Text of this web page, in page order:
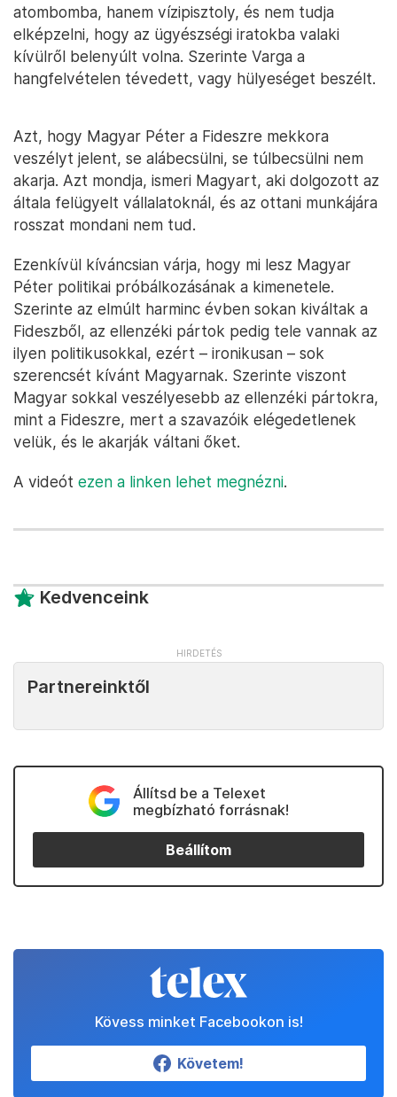
atombomba, hanem vízipisztoly, és nem tudja
elképzelni, hogy az ügyészségi iratokba valaki
kívülről belenyúlt volna. Szerinte Varga a
hangfelvételen tévedett, vagy hülyeséget beszélt.
Azt, hogy Magyar Péter a Fideszre mekkora
veszélyt jelent, se alábecsülni, se túlbecsülni nem
akarja. Azt mondja, ismeri Magyart, aki dolgozott az
általa felügyelt vállalatoknál, és az ottani munkájára
rosszat mondani nem tud.
Ezenkívül kíváncsian várja, hogy mi lesz Magyar
Péter politikai próbálkozásának a kimenetele.
Szerinte az elmúlt harminc évben sokan kiváltak a
Fideszből, az ellenzéki pártok pedig tele vannak az
ilyen politikusokkal, ezért – ironikusan – sok
szerencsét kívánt Magyarnak. Szerinte viszont
Magyar sokkal veszélyesebb az ellenzéki pártokra,
mint a Fideszre, mert a szavazóik elégedetlenek
velük, és le akarják váltani őket.
A videót ezen a linken lehet megnézni.
Kedvenceink
Partnereinktől
Állítsd be a Telexet
megbízható forrásnak!
Beállítom
Kövess minket Facebookon is!
Követem!